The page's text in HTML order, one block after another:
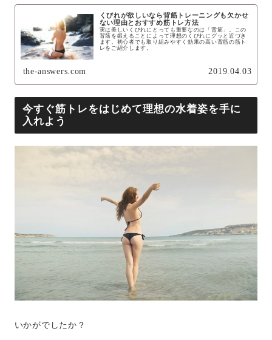
くびれが欲しいなら背筋トレーニングも欠かせ
ない理由とおすすめ筋トレ方法
実は美しいくびれにとっても重要なのは「背筋」。この
背筋を鍛えることによって理想のくびれにグッと近づき
ます。初心者でも取り組みやすく効果の高い背筋の筋ト
レをご紹介します。
the-answers.com 2019.04.03
今すぐ筋トレをはじめて理想の水着姿を手に
入れよう
いかがでしたか？